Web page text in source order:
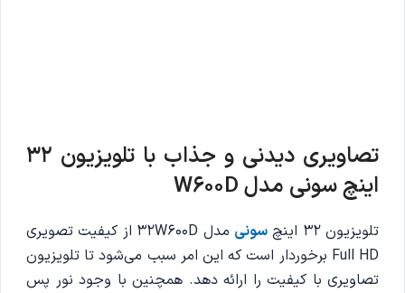
تصاویری دیدنی و جذاب با تلویزیون 32
اینچ سونی مدل W600D
تلویزیون 32 اینچ سونی
مدل 32W600D از کیفیت تصویری
Full HD برخوردار است که این امر سبب می‌شود تا تلویزیون
تصاویری با کیفیت را ارائه دهد. همچنین با وجود نور پس